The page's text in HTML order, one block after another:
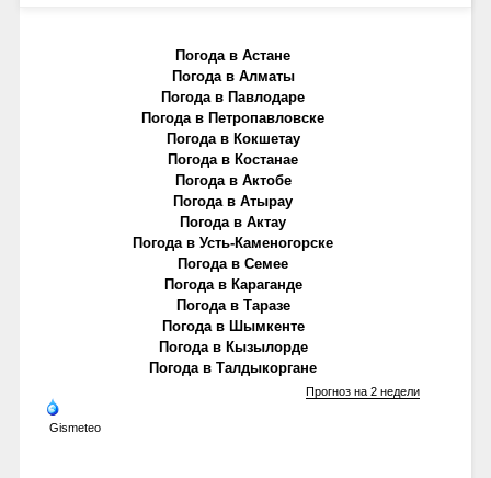
Погода в Астане
Погода в Алматы
Погода в Павлодаре
Погода в Петропавловске
Погода в Кокшетау
Погода в Костанае
Погода в Актобе
Погода в Атырау
Погода в Актау
Погода в Усть-Каменогорске
Погода в Семее
Погода в Караганде
Погода в Таразе
Погода в Шымкенте
Погода в Кызылорде
Погода в Талдыкоргане
Gismeteo
Прогноз на 2 недели